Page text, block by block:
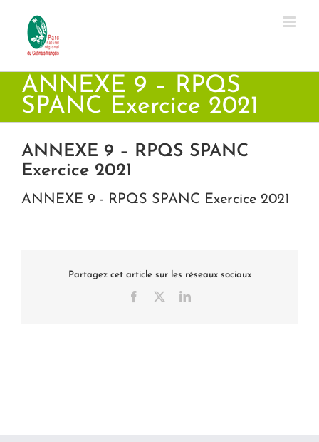
contenu
ANNEXE 9 – RPQS
SPANC Exercice 2021
ANNEXE 9 – RPQS SPANC
Exercice 2021
ANNEXE 9 - RPQS SPANC Exercice 2021
Partagez cet article sur les réseaux sociaux
Facebook LinkedIn